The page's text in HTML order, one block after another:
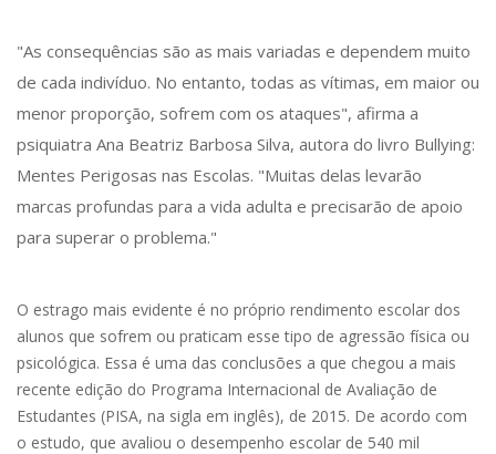
"As consequências são as mais variadas e dependem muito
de cada indivíduo. No entanto, todas as vítimas, em maior ou
menor proporção, sofrem com os ataques", afirma a
psiquiatra Ana Beatriz Barbosa Silva, autora do livro Bullying:
Mentes Perigosas nas Escolas. "Muitas delas levarão
marcas profundas para a vida adulta e precisarão de apoio
para superar o problema."
O estrago mais evidente é no próprio rendimento escolar dos
alunos que sofrem ou praticam esse tipo de agressão física ou
psicológica. Essa é uma das conclusões a que chegou a mais
recente edição do Programa Internacional de Avaliação de
Estudantes (PISA, na sigla em inglês), de 2015. De acordo com
o estudo, que avaliou o desempenho escolar de 540 mil